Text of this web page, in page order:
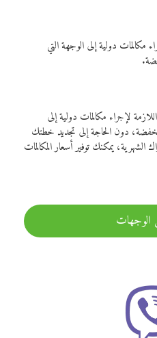
إجراء مكالمات دولية إلى الوجهة التي
لإجراء مكالمات دولية إلى
دون الحاجة إلى تجديد خطتك
يمكنك توفير أسعار المكالمات
الوجهات